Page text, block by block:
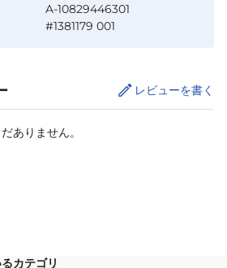
A-10829446301
#1381179 001
レビューを書く
ありません。
カテゴリ